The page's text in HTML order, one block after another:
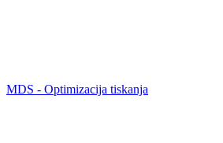
MDS - Optimizacija tiskanja